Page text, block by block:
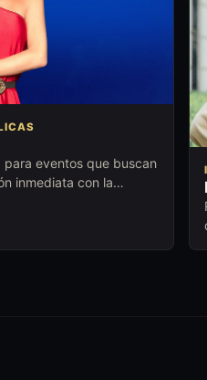
eventos que buscan
inmediata con la